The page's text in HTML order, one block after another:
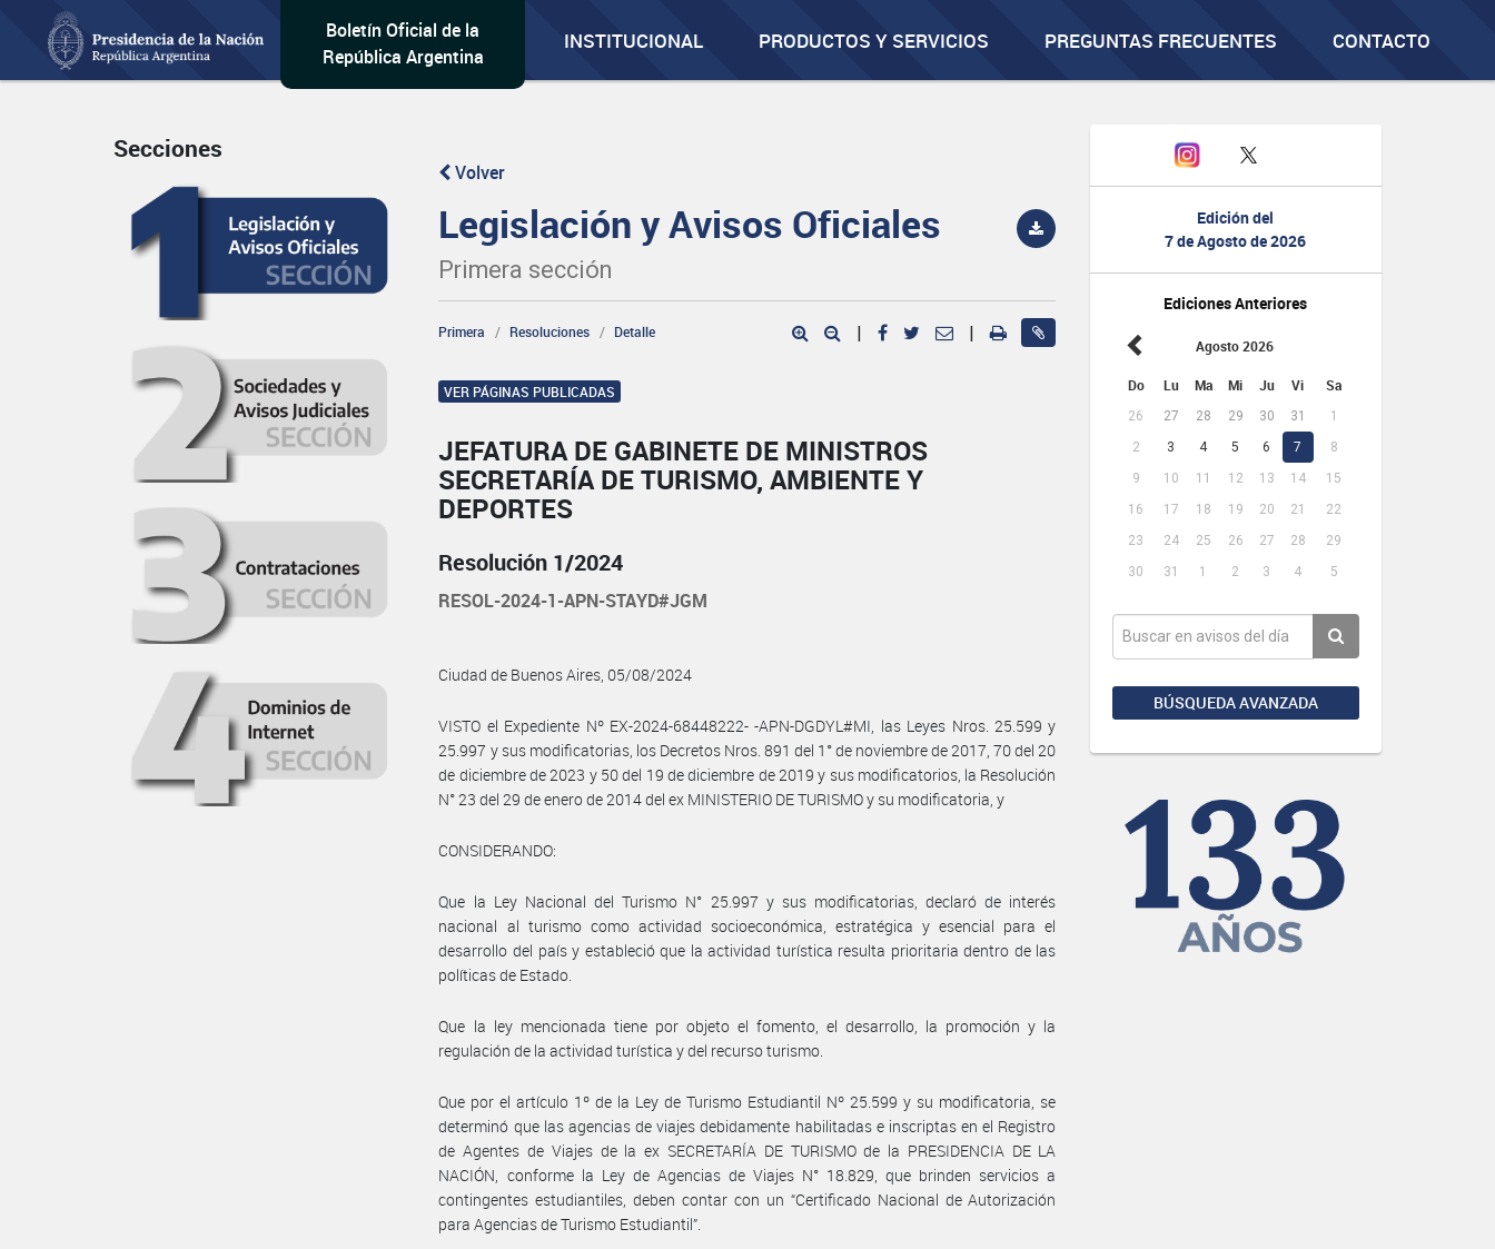
Boletín Oficial de la
República Argentina
INSTITUCIONAL PRODUCTOS Y SERVICIOS PREGUNTAS FRECUENTES CONTACTO
Edición del
7 de Agosto de 2026
Ediciones Anteriores
Agosto 2026
Do Lu Ma Mi Ju Vi Sa
26 27 28 29 30 31
1
2
3 4 5 6 7
8
9
10 11 12 13 14
15
16
17 18 19 20 21
22
23
24 25 26 27 28
29
30
31 1 2 3 4 5
BÚSQUEDA AVANZADA
Secciones
Volver
Legislación y Avisos Oficiales
Primera sección
Primera Resoluciones Detalle | |
VER PÁGINAS PUBLICADAS
JEFATURA DE GABINETE DE MINISTROS
SECRETARÍA DE TURISMO, AMBIENTE Y
DEPORTES
Resolución 1/2024
RESOL-2024-1-APN-STAYD#JGM
Ciudad de Buenos Aires, 05/08/2024
VISTO el Expediente Nº EX-2024-68448222- -APN-DGDYL#MI, las Leyes Nros. 25.599 y
25.997 y sus modificatorias, los Decretos Nros. 891 del 1° de noviembre de 2017, 70 del 20
de diciembre de 2023 y 50 del 19 de diciembre de 2019 y sus modificatorios, la Resolución
N° 23 del 29 de enero de 2014 del ex MINISTERIO DE TURISMO y su modificatoria, y
CONSIDERANDO:
Que la Ley Nacional del Turismo N° 25.997 y sus modificatorias, declaró de interés
nacional al turismo como actividad socioeconómica, estratégica y esencial para el
desarrollo del país y estableció que la actividad turística resulta prioritaria dentro de las
políticas de Estado.
Que la ley mencionada tiene por objeto el fomento, el desarrollo, la promoción y la
regulación de la actividad turística y del recurso turismo.
Que por el artículo 1º de la Ley de Turismo Estudiantil Nº 25.599 y su modificatoria, se
determinó que las agencias de viajes debidamente habilitadas e inscriptas en el Registro
de Agentes de Viajes de la ex SECRETARÍA DE TURISMO de la PRESIDENCIA DE LA
NACIÓN, conforme la Ley de Agencias de Viajes N° 18.829, que brinden servicios a
contingentes estudiantiles, deben contar con un “Certificado Nacional de Autorización
para Agencias de Turismo Estudiantil”.